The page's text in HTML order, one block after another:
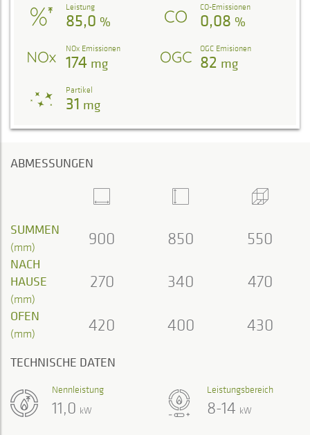
Leistung
85,0 %
CO-Emissionen
0,08 %
NOx Emissionen
174 mg
OGC Emisionen
82 mg
Partikel
31 mg
ABMESSUNGEN
SUMMEN
(mm) 900 850 550
NACH
HAUSE
(mm)
270 340 470
OFEN
(mm) 420 400 430
TECHNISCHE DATEN
Leistungsbereich
8-14 kW
Nennleistung
11,0 kW